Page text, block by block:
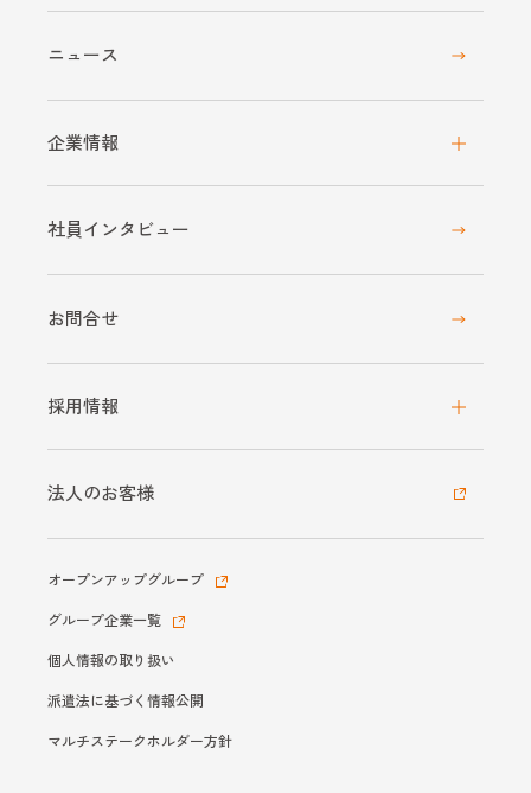
ニュース
企業情報
社員インタビュー
お問合せ
採用情報
法人のお客様
オープンアップグループ
グループ企業一覧
個人情報の取り扱い
派遣法に基づく情報公開
マルチステークホルダー方針